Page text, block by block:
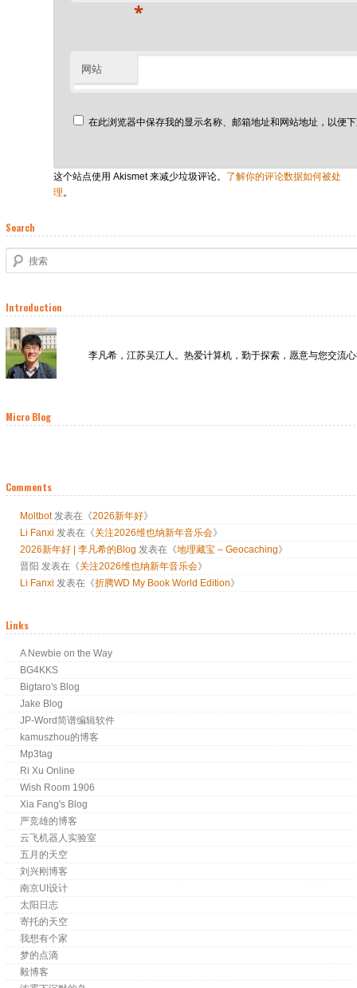
*
网站
在此浏览器中保存我的显示名称、邮箱地址和网站地址，以便
这个站点使用 Akismet 来减少垃圾评论。 了解你的评论数据如何被处
理。
Search
搜索
Introduction
李凡希，江苏吴江人。热爱计算机，勤于探索，愿意与您交流
Micro Blog
Comments
Moltbot发表在《2026新年好》
Li Fanxi 发表在《关注2026维也纳新年音乐会》
2026新年好 | 李凡希的Blog 发表在《地理藏宝 – Geocaching》
晋阳 发表在《关注2026维也纳新年音乐会》
Li Fanxi 发表在《折腾WD My Book World Edition》
Links
A Newbie on the Way
BG4KKS
Bigtaro's Blog
Jake Blog
JP-Word简谱编辑软件
kamuszhou的博客
Mp3tag
Ri Xu Online
Wish Room 1906
Xia Fang's Blog
严竞雄的博客
云飞机器人实验室
五月的天空
刘兴刚博客
南京UI设计
太阳日志
寄托的天空
我想有个家
梦的点滴
毅博客